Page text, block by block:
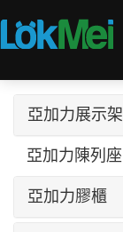
亞加力展示架
亞加力陳列座
亞加力膠櫃